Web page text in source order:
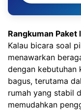
Rangkuman Paket
Kalau bicara soal
menawarkan
dengan kebutuhan
bagus, terutama
rumah yang stabil
memudahkan